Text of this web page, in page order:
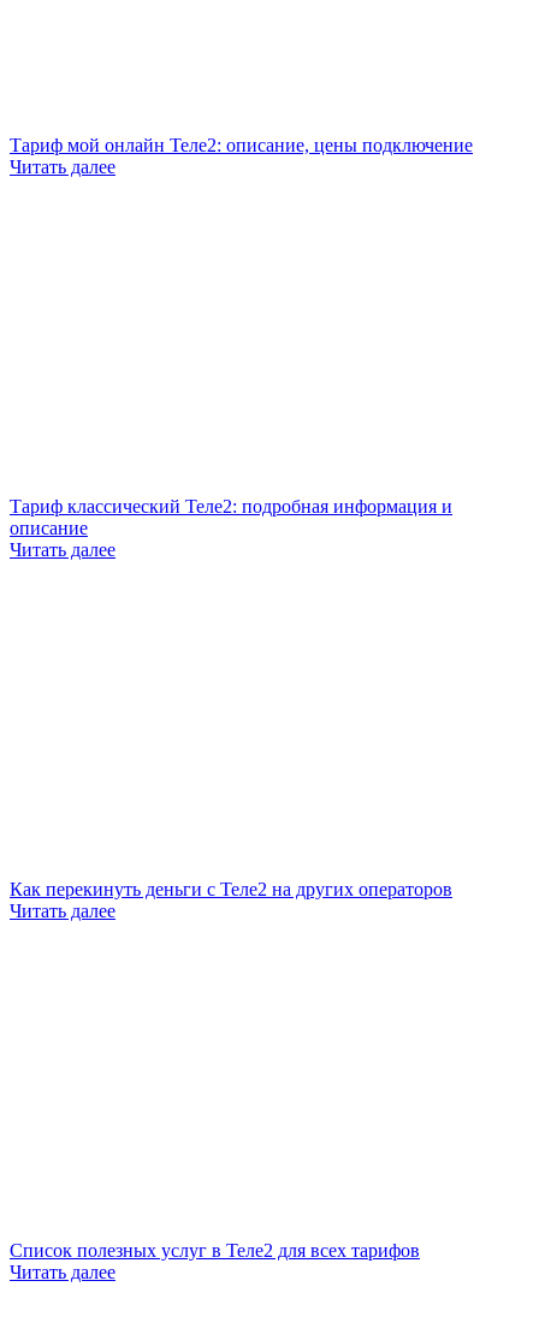
Тариф мой онлайн Теле2: описание, цены подключение
Читать далее
Тариф классический Теле2: подробная информация и
описание
Читать далее
Как перекинуть деньги с Теле2 на других операторов
Читать далее
Список полезных услуг в Теле2 для всех тарифов
Читать далее